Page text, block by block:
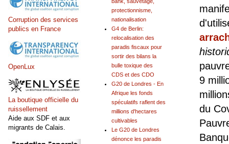
9
du
protectionnisme,
nationalisation
G4 de Berlin:
relocalisation des
paradis fiscaux pour
sortir des bilans la
bulle toxique des
CDS et des CDO
G20 de Londres - En
Afrique les fonds
spéculatifs raflent des
millions d'hectares
cultivables
Le G20 de Londres
dénonce les paradis
Corruption des services
publics en France
OpenLux
La boutique officielle du
ruissellement
Aide aux SDF et aux
migrants de Calais.